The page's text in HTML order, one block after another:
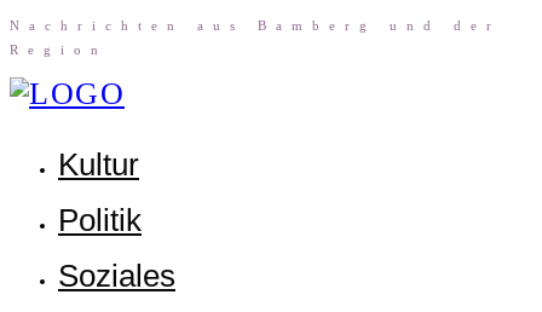
Nach­rich­ten aus Bam­berg und der
Region
Kul­tur
Poli­tik
Sozia­les